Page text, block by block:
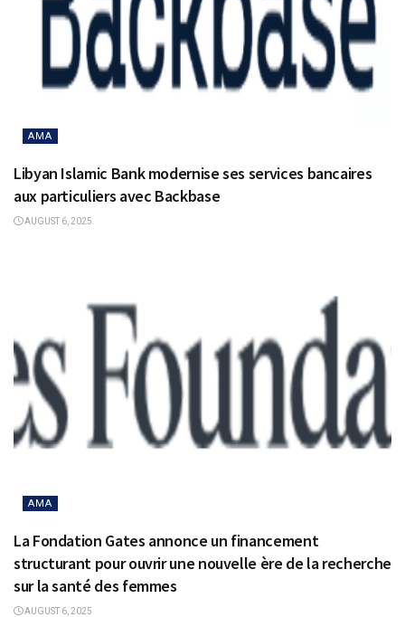
AMA
Libyan Islamic Bank modernise ses services bancaires
aux particuliers avec Backbase
AUGUST 6, 2025
AMA
La Fondation Gates annonce un financement
structurant pour ouvrir une nouvelle ère de la recherche
sur la santé des femmes
AUGUST 6, 2025